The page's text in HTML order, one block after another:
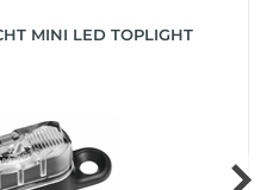
MINI LED TOPLIGHT